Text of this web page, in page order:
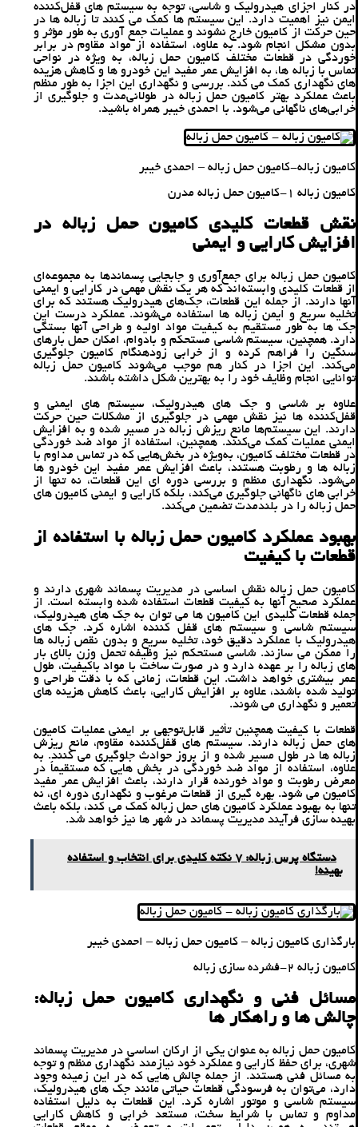
در کنار اجزای هیدرولیک و شاسی، توجه به سیستم ‌های قفل‌کننده
ایمن نیز اهمیت دارد. این سیستم‌ ها کمک می ‌کنند تا زباله ‌ها در
حین حرکت از کامیون خارج نشوند و عملیات جمع ‌آوری به ‌طور مؤثر و
بدون مشکل انجام شود. به ‌علاوه، استفاده از مواد مقاوم در برابر
خوردگی در قطعات مختلف کامیون حمل زباله، به ‌ویژه در نواحی
تماس با زباله ‌ها، به افزایش عمر مفید این خودرو ها و کاهش هزینه
‌های نگهداری کمک می ‌کند. بررسی و نگهداری این اجزا به ‌طور منظم
باعث عملکرد بهتر کامیون ‌حمل زباله در طولانی‌مدت و جلوگیری از
خرابی‌های ناگهانی می‌شود. با احمدی خیبر همراه باشید.
کامیون زباله-کامیون‌ حمل زباله – احمدی خیبر
کامیون زباله 1-کامیون حمل زباله مدرن
نقش قطعات کلیدی کامیون‌ حمل زباله در
افزایش کارایی و ایمنی
کامیون حمل زباله برای جمع‌آوری و جابجایی پسماندها به مجموعه‌ای
از قطعات کلیدی وابسته‌اند که هر یک نقش مهمی در کارایی و ایمنی
آنها دارند. از جمله این قطعات، جک‌های هیدرولیک هستند که برای
تخلیه سریع و ایمن زباله ‌ها استفاده می‌شوند. عملکرد درست این
جک ‌ها به ‌طور مستقیم به کیفیت مواد اولیه و طراحی آنها بستگی
دارد. همچنین، سیستم شاسی مستحکم و بادوام، امکان حمل بارهای
سنگین را فراهم کرده و از خرابی زودهنگام کامیون جلوگیری
می‌کند. این اجزا در کنار هم موجب می‌شوند کامیون حمل زباله
توانایی انجام وظایف خود را به بهترین شکل داشته باشند.
علاوه بر شاسی و جک‌ های هیدرولیک، سیستم ‌های ایمنی و
قفل‌کننده‌ ها نیز نقش مهمی در جلوگیری از مشکلات حین حرکت
دارند. این سیستم‌ها مانع ریزش زباله در مسیر شده و به افزایش
ایمنی عملیات کمک می‌کنند. همچنین، استفاده از مواد ضد خوردگی
در قطعات مختلف کامیون، به‌ویژه در بخش‌هایی که در تماس مداوم با
زباله‌ ها و رطوبت هستند، باعث افزایش عمر مفید این خودرو ها
می‌شود. نگهداری منظم و بررسی دوره‌ ای این قطعات، نه تنها از
خرابی‌ های ناگهانی جلوگیری می‌کند، بلکه کارایی و ایمنی کامیون ‌های
حمل زباله را در بلندمدت تضمین می‌کند.
بهبود عملکرد کامیون حمل زباله با استفاده از
قطعات با کیفیت
کامیون حمل زباله نقش اساسی در مدیریت پسماند شهری دارند و
عملکرد صحیح آنها به کیفیت قطعات استفاده‌ شده وابسته است. از
جمله قطعات کلیدی این کامیون‌ ها می ‌توان به جک‌ های هیدرولیک،
سیستم شاسی و سیستم‌ های قفل ‌کننده اشاره کرد. جک‌ های
هیدرولیک با عملکرد دقیق خود، تخلیه سریع و بدون نقص زباله‌ ها
را ممکن می‌ سازند. شاسی مستحکم نیز وظیفه تحمل وزن بالای بار
های زباله را بر عهده دارد و در صورت ساخت با مواد باکیفیت، طول
عمر بیشتری خواهد داشت. این قطعات، زمانی که با دقت طراحی و
تولید شده باشند، علاوه بر افزایش کارایی، باعث کاهش هزینه ‌های
تعمیر و نگهداری می‌ شوند.
قطعات با کیفیت همچنین تأثیر قابل‌توجهی بر ایمنی عملیات کامیون‌
های حمل زباله دارند. سیستم ‌های قفل‌کننده مقاوم، مانع ریزش
زباله‌ ها در طول مسیر شده و از بروز حوادث جلوگیری می ‌کنند. به
‌علاوه، استفاده از مواد ضد خوردگی در بخش‌ هایی که مستقیماً در
معرض رطوبت و مواد خورنده قرار دارند، باعث افزایش عمر مفید
کامیون می ‌شود. بهره ‌گیری از قطعات مرغوب و نگهداری دوره ‌ای، نه
تنها به بهبود عملکرد کامیون ‌های حمل زباله کمک می‌ کند، بلکه باعث
بهینه‌ سازی فرآیند مدیریت پسماند در شهر ها نیز خواهد شد.
دستگاه پرس زباله: 7 نکته کلیدی برای انتخاب و استفاده
بهینه!
بارگذاری کامیون زباله – کامیون‌ حمل زباله – احمدی خیبر
کامیون زباله 2-فشرده سازی زباله
مسائل فنی و نگهداری کامیون حمل زباله:
چالش‌ ها و راهکار ها
کامیون حمل زباله به ‌عنوان یکی از ارکان اساسی در مدیریت پسماند
شهری، برای حفظ کارایی و عملکرد خود نیازمند نگهداری منظم و توجه
به مسائل فنی هستند. از جمله چالش ‌هایی که در این زمینه وجود
دارد، می‌توان به فرسودگی قطعات حیاتی مانند جک ‌های هیدرولیک،
سیستم شاسی و موتور اشاره کرد. این قطعات به دلیل استفاده
مداوم و تماس با شرایط سخت، مستعد خرابی و کاهش کارایی